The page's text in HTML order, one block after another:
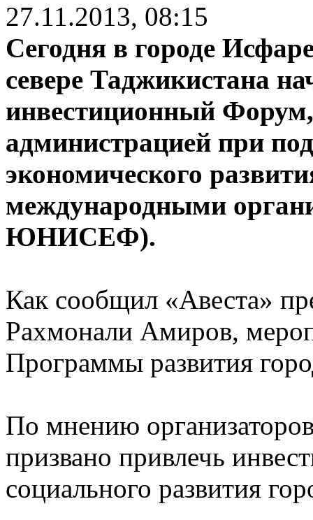
27.11.2013, 08:15
Сегодня в городе
севере Таджикистана
инвестиционный
администрацией при
экономического
международными
ЮНИСЕФ).
Как сообщил «Авеста»
Рахмонали Амиров,
Программы развития
По мнению
призвано привлечь
социального развития